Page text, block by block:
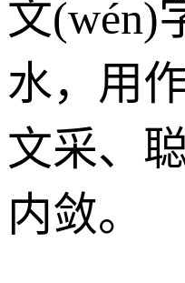
文(wén)
水，用
文采、
内敛。